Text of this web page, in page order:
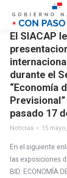
El SIACAP
durante el
“Economía
pasado 17
Noticias 15
En el siguiente
las exposiciones
BID: ECONOMÍA